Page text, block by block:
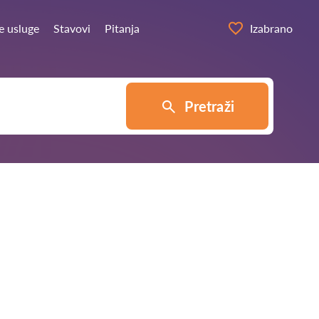
usluge Stavovi Pitanja Izabrano
Pretraži